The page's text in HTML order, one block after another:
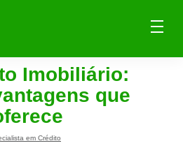
Imobiliário:
que
em Crédito